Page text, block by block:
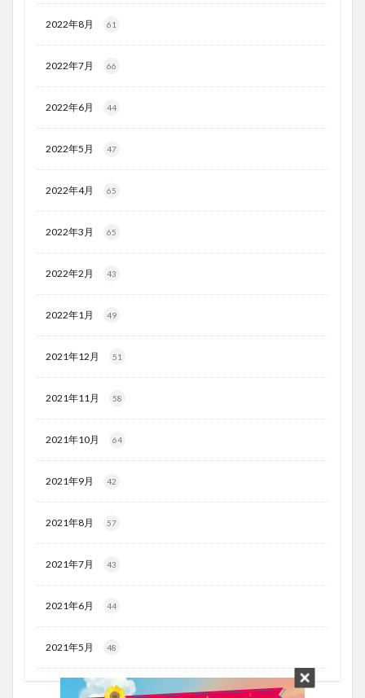
2022年8月 61
2022年7月 66
2022年6月 44
2022年5月 47
2022年4月 65
2022年3月 65
2022年2月 43
2022年1月 49
2021年12月 51
2021年11月 58
2021年10月 64
2021年9月 42
2021年8月 57
2021年7月 43
2021年6月 44
2021年5月 48